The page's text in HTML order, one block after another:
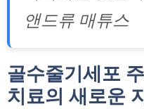
앤드류 매튜스
골수줄기세포
치료의 새로운